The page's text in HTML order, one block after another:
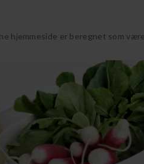
hjemmeside er beregnet som